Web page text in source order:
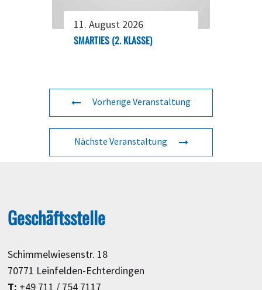
11. August 2026
SMARTIES (2. KLASSE)
Vorherige Veranstaltung
Nächste Veranstaltung
Geschäftsstelle
Schimmelwiesenstr. 18
70771 Leinfelden-Echterdingen
T: +49 711 / 754 7117